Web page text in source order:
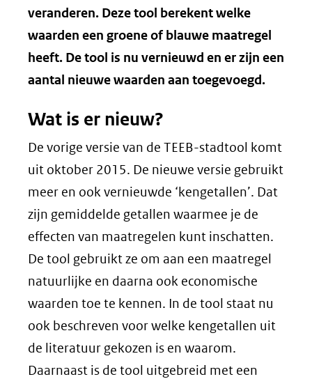
in
nieuw
venster)
(verwijst
een
andere
website)
veranderen. Deze tool berekent welke
waarden een groene of blauwe maatregel
heeft. De tool is nu vernieuwd en er zijn een
aantal nieuwe waarden aan toegevoegd.
Wat is er nieuw?
De vorige versie van de TEEB-stadtool komt
uit oktober 2015. De nieuwe versie gebruikt
meer en ook vernieuwde ‘kengetallen’. Dat
zijn gemiddelde getallen waarmee je de
effecten van maatregelen kunt inschatten.
De tool gebruikt ze om aan een maatregel
natuurlijke en daarna ook economische
waarden toe te kennen. In de tool staat nu
ook beschreven voor welke kengetallen uit
de literatuur gekozen is en waarom.
Daarnaast is de tool uitgebreid met een